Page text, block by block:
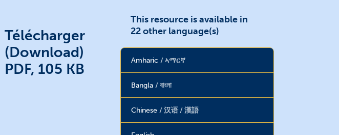
Télécharger
(Download)
PDF, 105 KB
This resource is available in
22 other language(s)
Amharic ኣማርኛ
Bangla বাংলা
Chinese 汉语 / 漢語